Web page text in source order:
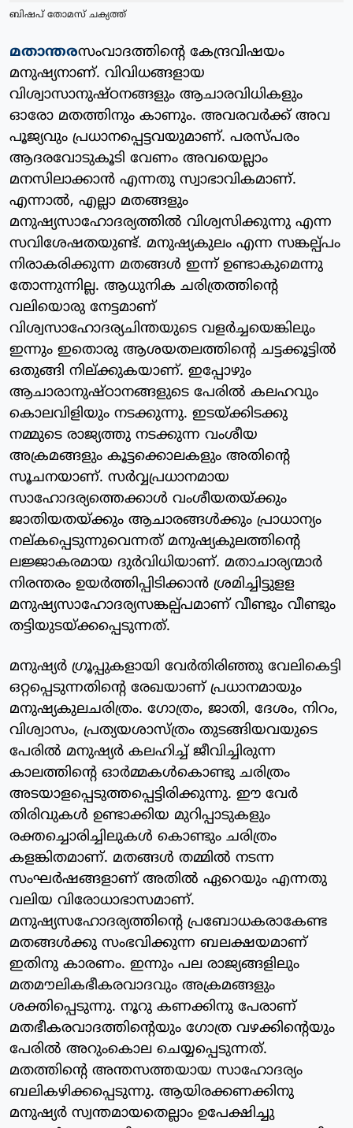
ബിഷപ് തോമസ് ചക്യത്ത്
മതാന്തരസംവാദത്തിന്റെ കേന്ദ്രവിഷയം
മനുഷ്യനാണ്. വിവിധങ്ങളായ
വിശ്വാസാനുഷ്ഠനങ്ങളും ആചാരവിധികളും
ഓരോ മതത്തിനും കാണും. അവരവര്‍ക്ക് അവ
പൂജ്യവും പ്രധാനപ്പെട്ടവയുമാണ്. പരസ്പരം
ആദരവോടുകൂടി വേണം അവയെല്ലാം
മനസിലാക്കാന്‍ എന്നതു സ്വാഭാവികമാണ്.
എന്നാല്‍, എല്ലാ മതങ്ങളും
മനുഷ്യസാഹോദര്യത്തില്‍ വിശ്വസിക്കുന്നു എന്ന
സവിശേഷതയുണ്ട്. മനുഷ്യകുലം എന്ന സങ്കല്പ്പം
നിരാകരിക്കുന്ന മതങ്ങള്‍ ഇന്ന് ഉണ്ടാകുമെന്നു
തോന്നുന്നില്ല. ആധുനിക ചരിത്രത്തിന്റെ
വലിയൊരു നേട്ടമാണ്
വിശ്വസാഹോദര്യചിന്തയുടെ വളര്‍ച്ചയെങ്കിലും
ഇന്നും ഇതൊരു ആശയതലത്തിന്റെ ചട്ടക്കൂട്ടില്‍
ഒതുങ്ങി നില്ക്കുകയാണ്. ഇപ്പോഴും
ആചാരാനുഷ്ഠാനങ്ങളുടെ പേരില്‍ കലഹവും
കൊലവിളിയും നടക്കുന്നു. ഇടയ്ക്കിടക്കു
നമ്മുടെ രാജ്യത്തു നടക്കുന്ന വംശീയ
അക്രമങ്ങളും കൂട്ടക്കൊലകളും അതിന്റെ
സൂചനയാണ്. സര്‍വ്വപ്രധാനമായ
സാഹോദര്യത്തെക്കാള്‍ വംശീയതയ്ക്കും
ജാതിയതയ്ക്കും ആചാരങ്ങള്‍ക്കും പ്രാധാന്യം
നല്കപ്പെടുന്നുവെന്നത് മനുഷ്യകുലത്തിന്റെ
ലജ്ജാകരമായ ദുര്‍വിധിയാണ്. മതാചാര്യന്മാര്‍
നിരന്തരം ഉയര്‍ത്തിപ്പിടിക്കാന്‍ ശ്രമിച്ചിട്ടുളള
മനുഷ്യസാഹോദര്യസങ്കല്പ്പമാണ് വീണ്ടും വീണ്ടും
തട്ടിയുടയ്ക്കപ്പെടുന്നത്.
മനുഷ്യര്‍ ഗ്രൂപ്പുകളായി വേര്‍തിരിഞ്ഞു വേലികെട്ടി
ഒറ്റപ്പെടുന്നതിന്റെ രേഖയാണ് പ്രധാനമായും
മനുഷ്യകുലചരിത്രം. ഗോത്രം, ജാതി, ദേശം, നിറം,
വിശ്വാസം, പ്രത്യയശാസ്ത്രം തുടങ്ങിയവയുടെ
പേരില്‍ മനുഷ്യര്‍ കലഹിച്ച് ജീവിച്ചിരുന്ന
കാലത്തിന്റെ ഓര്‍മ്മകള്‍കൊണ്ടു ചരിത്രം
അടയാളപ്പെടുത്തപ്പെട്ടിരിക്കുന്നു. ഈ വേര്‍
തിരിവുകള്‍ ഉണ്ടാക്കിയ മുറിപ്പാടുകളും
രക്തച്ചൊരിച്ചിലുകള്‍ കൊണ്ടും ചരിത്രം
കളങ്കിതമാണ്. മതങ്ങള്‍ തമ്മില്‍ നടന്ന
സംഘര്‍ഷങ്ങളാണ് അതില്‍ ഏറെയും എന്നതു
വലിയ വിരോധാഭാസമാണ്.
മനുഷ്യസഹോദര്യത്തിന്റെ പ്രബോധകരാകേണ്ട
മതങ്ങള്‍ക്കു സംഭവിക്കുന്ന ബലക്ഷയമാണ്
ഇതിനു കാരണം. ഇന്നും പല രാജ്യങ്ങളിലും
മതമൗലികഭീകരവാദവും അക്രമങ്ങളും
ശക്തിപ്പെടുന്നു. നൂറു കണക്കിനു പേരാണ്
മതഭീകരവാദത്തിന്റെയും ഗോത്ര വഴക്കിന്റെയും
പേരില്‍ അറുംകൊല ചെയ്യപ്പെടുന്നത്.
മതത്തിന്റെ അന്തസത്തയായ സാഹോദര്യം
ബലികഴിക്കപ്പെടുന്നു. ആയിരക്കണക്കിനു
മനുഷ്യര്‍ സ്വന്തമായതെല്ലാം ഉപേക്ഷിച്ചു